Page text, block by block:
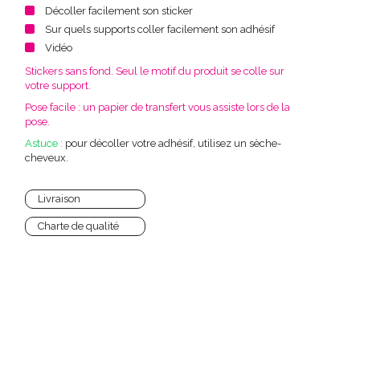
Décoller facilement son sticker
Sur quels supports coller facilement son adhésif
Vidéo
Stickers sans fond. Seul le motif du produit se colle sur
votre support.
Pose facile : un papier de transfert vous assiste lors de la
pose.
Astuce : pour décoller votre adhésif, utilisez un sèche-
cheveux.
Livraison
Charte de qualité